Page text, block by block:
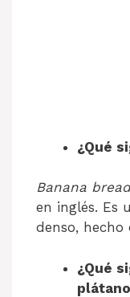
¿Qué
Banana bread
en inglés. Es
denso,
¿Qué